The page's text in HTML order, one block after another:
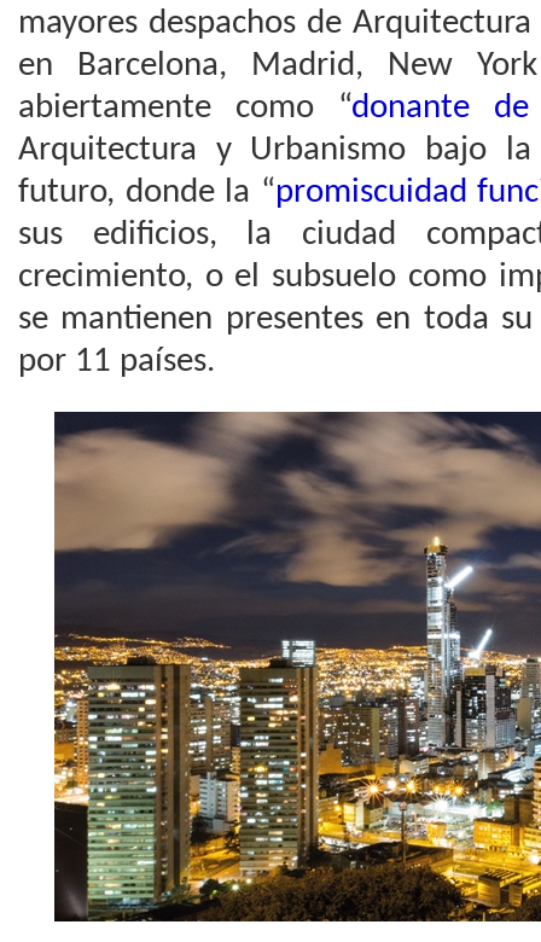
mayores despachos de
en Barcelona, Madrid, New
abiertamente como “donante de
Arquitectura y Urbanismo bajo
futuro, donde la “promiscuidad
sus edificios, la ciudad
crecimiento, o el subsuelo como
se mantienen presentes en toda
por 11 países.